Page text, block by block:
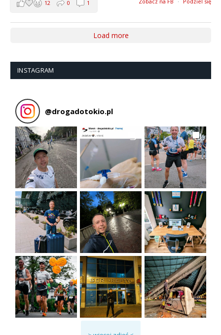
12 0 1
Load more
INSTAGRAM
@drogadotokio.pl